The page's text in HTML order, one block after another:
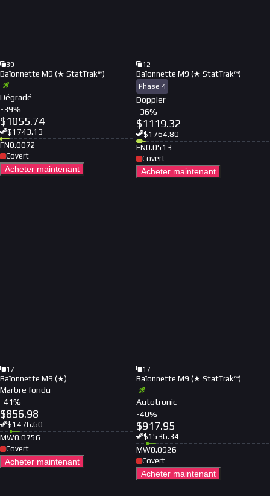
39
Baïonnette M9 (★ StatTrak™)
Dégradé
-39%
$1055.74
$1743.13
FN0.0072
Covert
Acheter maintenant
12
Baïonnette M9 (★ StatTrak™)
Phase 4
Doppler
-36%
$1119.32
$1764.80
FN0.0513
Covert
Acheter maintenant
17
Baïonnette M9 (★)
Marbre fondu
-41%
$856.98
$1476.60
MW0.0756
Covert
Acheter maintenant
17
Baïonnette M9 (★ StatTrak™)
Autotronic
-40%
$917.95
$1536.34
MW0.0926
Covert
Acheter maintenant